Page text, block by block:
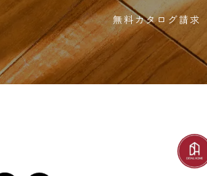
無料カタログ請求